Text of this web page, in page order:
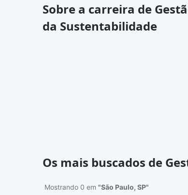
Sobre a carreira de
da Sustentabilidade
Os mais buscados de
Mostrando 0 em "São Paulo, SP"